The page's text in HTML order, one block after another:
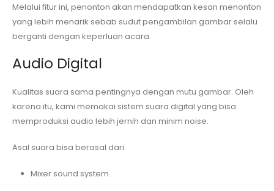
Melalui fitur ini, penonton akan mendapatkan kesan menonton
yang lebih menarik sebab sudut pengambilan gambar selalu
berganti dengan keperluan acara.
Audio Digital
Kualitas suara sama pentingnya dengan mutu gambar. Oleh
karena itu, kami memakai sistem suara digital yang bisa
memproduksi audio lebih jernih dan minim noise.
Asal suara bisa berasal dari:
Mixer sound system.